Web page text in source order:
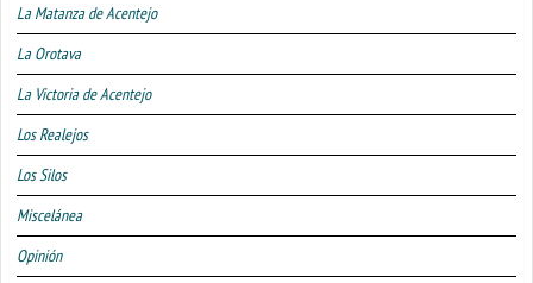
La Matanza de Acentejo
La Orotava
La Victoria de Acentejo
Los Realejos
Los Silos
Miscelánea
Opinión